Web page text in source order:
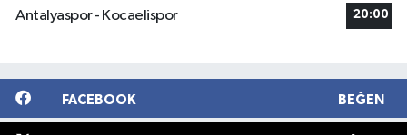
Antalyaspor - Kocaelispor 20:00
FACEBOOK BEĞEN